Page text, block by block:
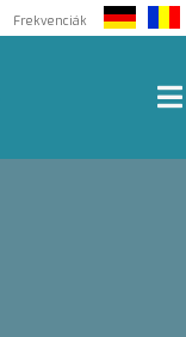
Frekvenciák